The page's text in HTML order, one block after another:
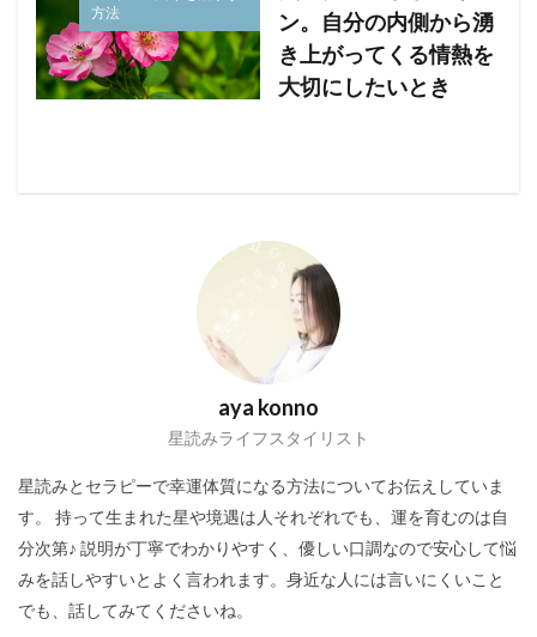
方法
ン。自分の内側から湧
き上がってくる情熱を
大切にしたいとき
aya konno
星読みライフスタイリスト
星読みとセラピーで幸運体質になる方法についてお伝えしていま
す。 持って生まれた星や境遇は人それぞれでも、運を育むのは自
分次第♪ 説明が丁寧でわかりやすく、優しい口調なので安心して悩
みを話しやすいとよく言われます。身近な人には言いにくいこと
でも、話してみてくださいね。